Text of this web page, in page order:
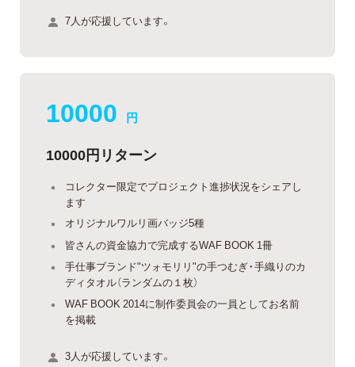
7人が応援しています。
10000 円
10000円リターン
コレクター限定でプロジェクト進捗状況をシェアし
ます
オリジナルワルリ画バッジ5種
皆さんの資金協力で完成するWAF BOOK 1冊
手仕事ブランド"ツォモリリ"の手つむぎ・手織りのカ
ディタオル（ランダムの１枚）
WAF BOOK 2014に制作委員会の一員としてお名前
を掲載
3人が応援しています。